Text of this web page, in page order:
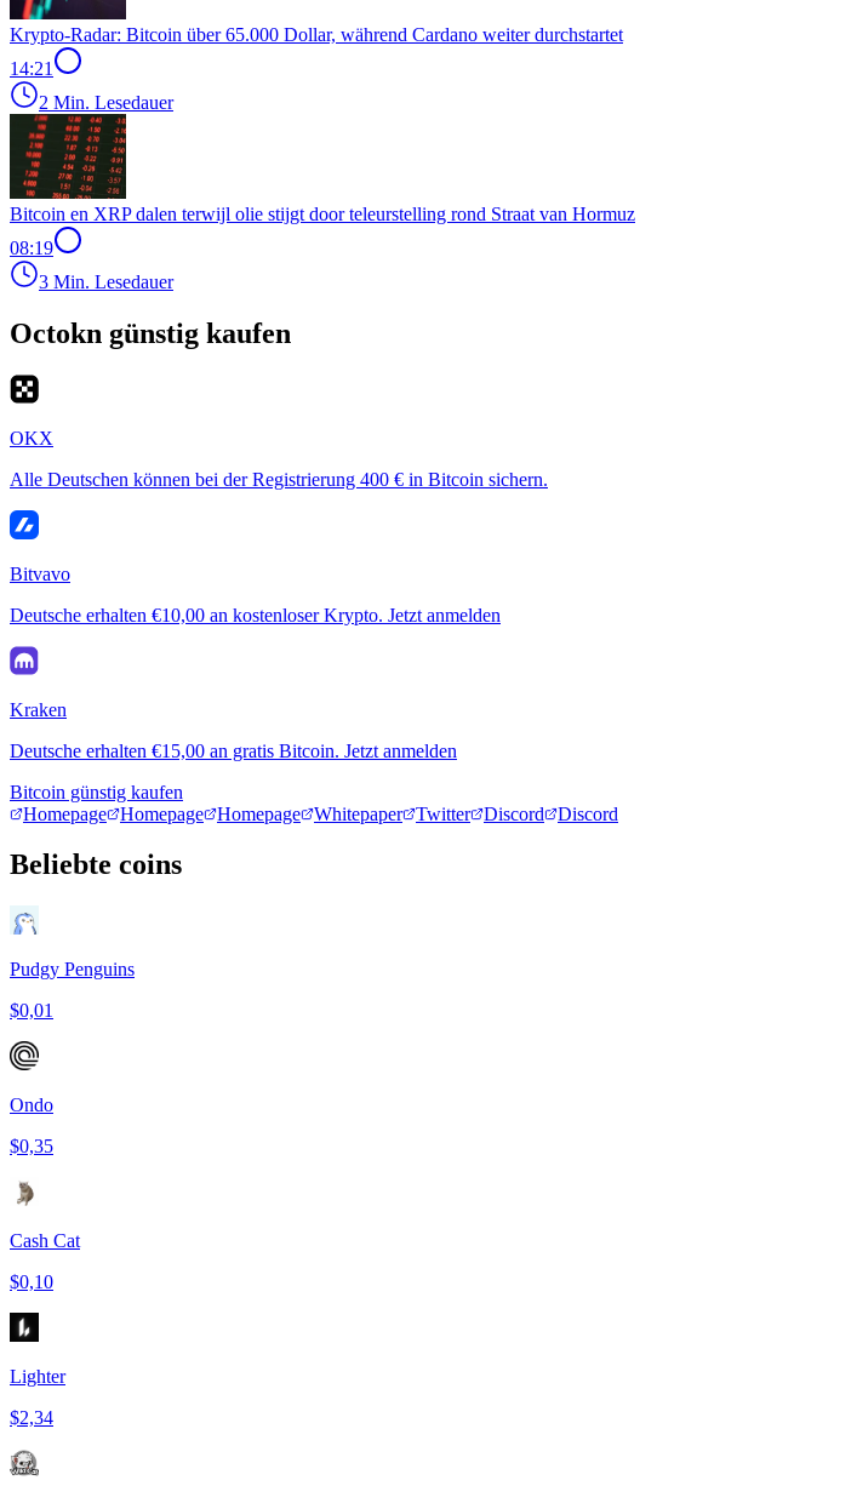
Krypto-Radar: Bitcoin über 65.000 Dollar, während Cardano weiter durchstartet
14:21
2 Min. Lesedauer
Bitcoin en XRP dalen terwijl olie stijgt door teleurstelling rond Straat van Hormuz
08:19
3 Min. Lesedauer
Octokn günstig kaufen
OKX
Alle Deutschen können bei der Registrierung 400 € in Bitcoin sichern.
Bitvavo
Deutsche erhalten €10,00 an kostenloser Krypto. Jetzt anmelden
Kraken
Deutsche erhalten €15,00 an gratis Bitcoin. Jetzt anmelden
Bitcoin günstig kaufen
Homepage
Homepage Homepage Whitepaper Twitter Discord Discord
Beliebte coins
Pudgy Penguins
$0,01
Ondo
$0,35
Cash Cat
$0,10
Lighter
$2,34